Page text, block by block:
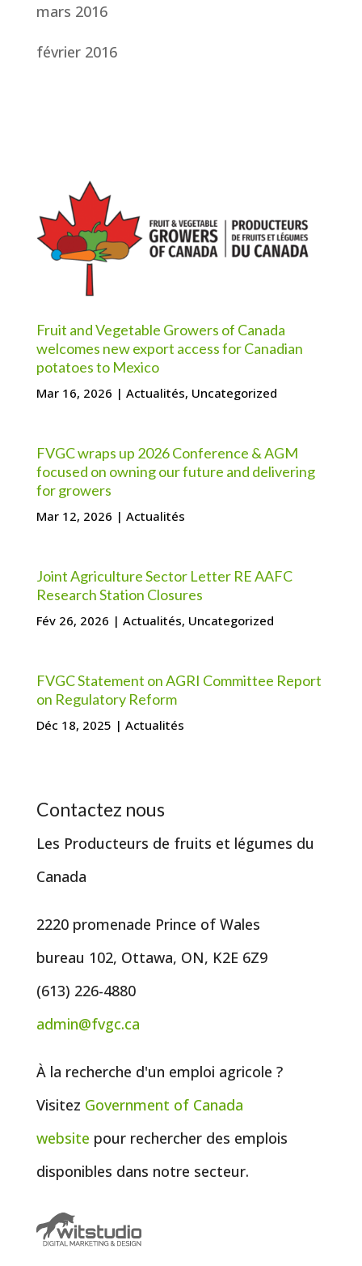
mars 2016
février 2016
Fruit and Vegetable Growers of Canada
welcomes new export access for Canadian
potatoes to Mexico
Mar 16, 2026 | Actualités, Uncategorized
FVGC wraps up 2026 Conference & AGM
focused on owning our future and delivering
for growers
Mar 12, 2026 | Actualités
Joint Agriculture Sector Letter RE AAFC
Research Station Closures
Fév 26, 2026 | Actualités, Uncategorized
FVGC Statement on AGRI Committee Report
on Regulatory Reform
Déc 18, 2025 | Actualités
Contactez nous
Les Producteurs de fruits et légumes du
Canada
2220 promenade Prince of Wales
bureau 102, Ottawa, ON, K2E 6Z9
(613) 226-4880
admin@fvgc.ca
À la recherche d'un emploi agricole ?
Visitez Government of Canada
website pour rechercher des emplois
disponibles dans notre secteur.